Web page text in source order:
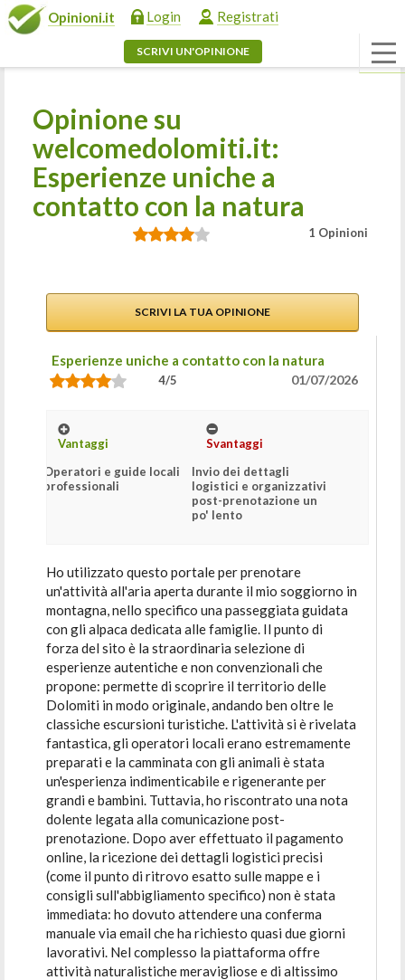
Opinioni.it Login Registrati
SCRIVI UN'OPINIONE
Opinione su
welcomedolomiti.it:
Esperienze uniche a
contatto con la natura
1 Opinioni
SCRIVI LA TUA OPINIONE
Esperienze uniche a contatto con la natura
4/5 01/07/2026
Vantaggi
Operatori e guide locali
professionali
Svantaggi
Invio dei dettagli
logistici e organizzativi
post-prenotazione un
po' lento
Ho utilizzato questo portale per prenotare
un'attività all'aria aperta durante il mio soggiorno in
montagna, nello specifico una passeggiata guidata
con gli alpaca dedicata alle famiglie. Il punto di
forza del sito è la straordinaria selezione di
esperienze autentiche e non convenzionali che
propone: permette di scoprire il territorio delle
Dolomiti in modo originale, andando ben oltre le
classiche escursioni turistiche. L'attività si è rivelata
fantastica, gli operatori locali erano estremamente
preparati e la camminata con gli animali è stata
un'esperienza indimenticabile e rigenerante per
grandi e bambini. Tuttavia, ho riscontrato una nota
dolente legata alla comunicazione post-
prenotazione. Dopo aver effettuato il pagamento
online, la ricezione dei dettagli logistici precisi
(come il punto di ritrovo esatto sulle mappe e i
consigli sull'abbigliamento specifico) non è stata
immediata: ho dovuto attendere una conferma
manuale via email che ha richiesto quasi due giorni
lavorativi. Nel complesso la piattaforma offre
attività naturalistiche meravigliose e di altissimo